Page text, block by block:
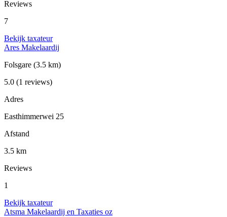
Reviews
7
Bekijk taxateur
Ares Makelaardij
Folsgare (3.5 km)
5.0 (1 reviews)
Adres
Easthimmerwei 25
Afstand
3.5 km
Reviews
1
Bekijk taxateur
Atsma Makelaardij en Taxaties oz